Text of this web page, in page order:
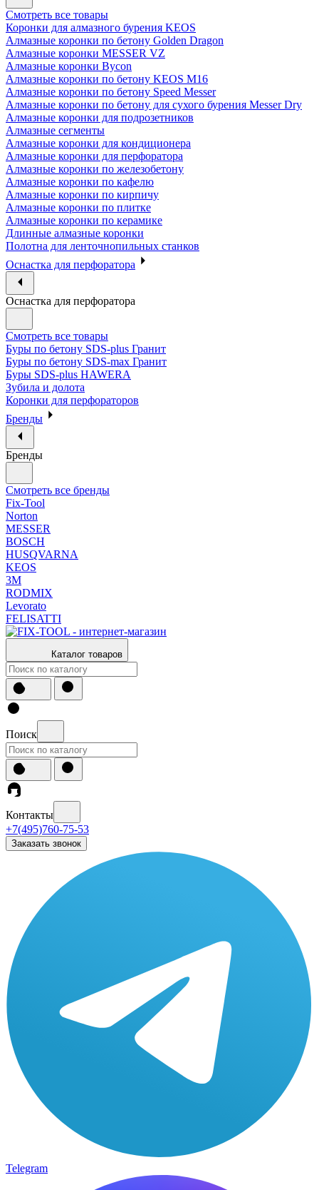
Смотреть все товары
Коронки для алмазного бурения KEOS
Алмазные коронки по бетону Golden Dragon
Алмазные коронки MESSER VZ
Алмазные коронки Bycon
Алмазные коронки по бетону KEOS M16
Алмазные коронки по бетону Speed Messer
Алмазные коронки по бетону для сухого бурения Messer Dry
Алмазные коронки для подрозетников
Алмазные сегменты
Алмазные коронки для кондиционера
Алмазные коронки для перфоратора
Алмазные коронки по железобетону
Алмазные коронки по кафелю
Алмазные коронки по кирпичу
Алмазные коронки по плитке
Алмазные коронки по керамике
Длинные алмазные коронки
Полотна для ленточнопильных станков
Оснастка для перфоратора
Оснастка для перфоратора
Смотреть все товары
Буры по бетону SDS-plus Гранит
Буры по бетону SDS-max Гранит
Буры SDS-plus HAWERA
Зубила и долота
Коронки для перфораторов
Бренды
Бренды
Смотреть все бренды
Fix-Tool
Norton
MESSER
BOSCH
HUSQVARNA
KEOS
3М
RODMIX
Levorato
FELISATTI
Каталог товаров
Поиск
Контакты
+7(495)760-75-53
Заказать звонок
Telegram